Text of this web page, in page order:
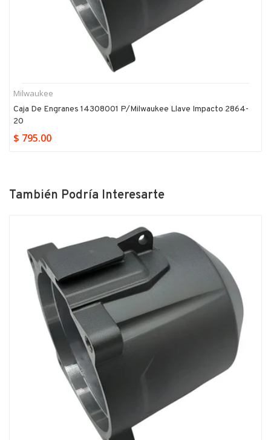
Milwaukee
Caja De Engranes 14308001 P/milwaukee Llave Impacto 2864-
20
$ 795.00
También Podría Interesarte